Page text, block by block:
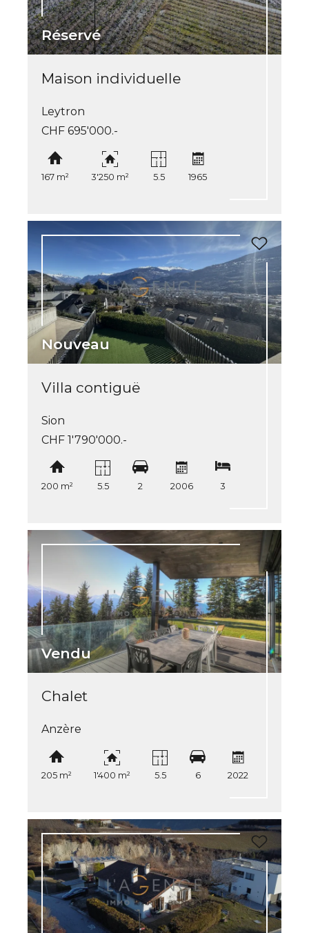
Réservé
Maison individuelle
Leytron
CHF 695'000.-
167 m² 3'250 m² 5.5 1965
Nouveau
Villa contiguë
Sion
CHF 1'790'000.-
200 m² 5.5 2 2006 3
Vendu
Chalet
Anzère
205 m² 1'400 m² 5.5 6 2022